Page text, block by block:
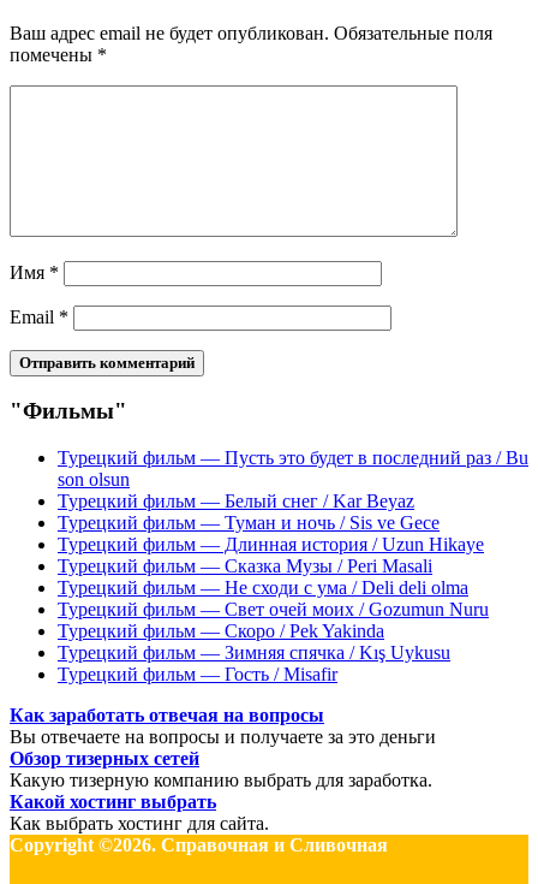
Ваш адрес email не будет опубликован. Обязательные поля
помечены *
Имя *
Email *
"Фильмы"
Турецкий фильм — Пусть это будет в последний раз / Bu
son olsun
Турецкий фильм — Белый снег / Kar Beyaz
Турецкий фильм — Туман и ночь / Sis ve Gece
Турецкий фильм — Длинная история / Uzun Hikaye
Турецкий фильм — Сказка Музы / Peri Masali
Турецкий фильм — Не сходи с ума / Deli deli olma
Турецкий фильм — Свет очей моих / Gozumun Nuru
Турецкий фильм — Скоро / Pek Yakinda
Турецкий фильм — Зимняя спячка / Kış Uykusu
Турецкий фильм — Гость / Misafir
Как заработать отвечая на вопросы
Вы отвечаете на вопросы и получаете за это деньги
Обзор тизерных сетей
Какую тизерную компанию выбрать для заработка.
Какой хостинг выбрать
Как выбрать хостинг для сайта.
Copyright ©2026. Справочная и Сливочная